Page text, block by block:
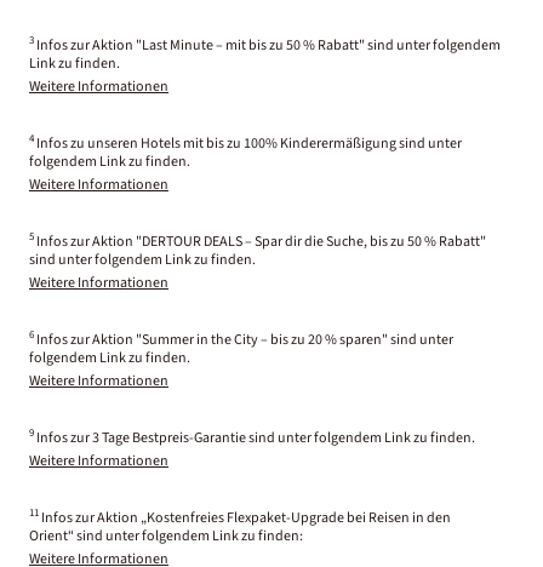
3 Infos zur Aktion "Last Minute – mit bis zu 50 % Rabatt" sind unter folgendem
Link zu finden.
Weitere Informationen
4 Infos zu unseren Hotels mit bis zu 100% Kinderermäßigung sind unter
folgendem Link zu finden.
Weitere Informationen
5 Infos zur Aktion "DERTOUR DEALS – Spar dir die Suche, bis zu 50 % Rabatt"
sind unter folgendem Link zu finden.
Weitere Informationen
6 Infos zur Aktion "Summer in the City – bis zu 20 % sparen" sind unter
folgendem Link zu finden.
Weitere Informationen
9 Infos zur 3 Tage Bestpreis-Garantie sind unter folgendem Link zu finden.
Weitere Informationen
11 Infos zur Aktion „Kostenfreies Flexpaket-Upgrade bei Reisen in den
Orient“ sind unter folgendem Link zu finden:
Weitere Informationen